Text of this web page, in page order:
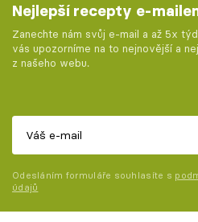
Nejlepší recepty e-
Zanechte nám svůj e-mail a až 5x
vás upozorníme na to nejnovější a
z našeho webu.
Odesláním formuláře souhlasíte s
údajů